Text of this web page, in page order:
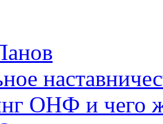
ОНФ и чего